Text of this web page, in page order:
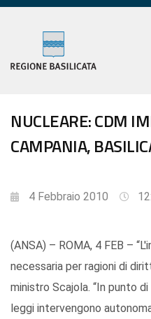
NUCLEARE: CDM
CAMPANIA,
4 Febbraio 2010
(ANSA) – ROMA, 4 FEB –
necessaria per ragioni di
ministro Scajola. “In punto
leggi intervengono